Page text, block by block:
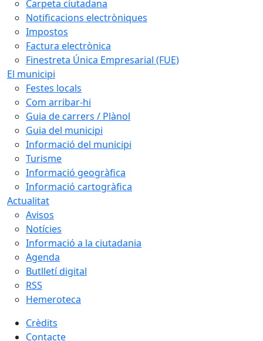
Carpeta ciutadana
Notificacions electròniques
Impostos
Factura electrònica
Finestreta Única Empresarial (FUE)
El municipi
Festes locals
Com arribar-hi
Guia de carrers / Plànol
Guia del municipi
Informació del municipi
Turisme
Informació geogràfica
Informació cartogràfica
Actualitat
Avisos
Notícies
Informació a la ciutadania
Agenda
Butlletí digital
RSS
Hemeroteca
Crèdits
Contacte